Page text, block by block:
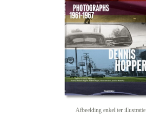
Afbeelding enkel ter illustratie